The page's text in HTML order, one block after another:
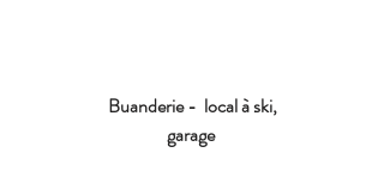
Buanderie - local à ski,
garage